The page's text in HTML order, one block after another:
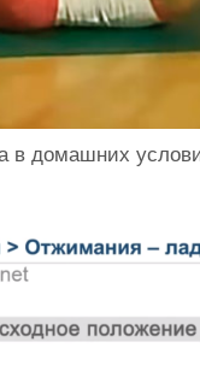
в домашних